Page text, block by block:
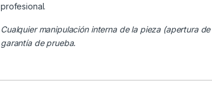
profesional.
Cualquier manipulación interna de la pieza (apertura
garantía de prueba.